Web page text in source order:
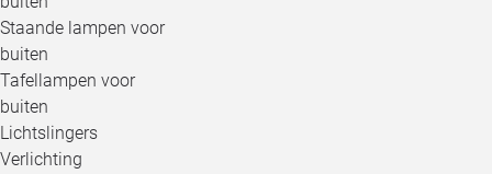
Staande lampen voor
buiten
Tafellampen voor
buiten
Lichtslingers
Verlichting